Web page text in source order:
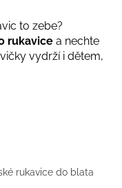
to zebe?
rukavice a nechte
vydrží i dětem,
rukavice do blata